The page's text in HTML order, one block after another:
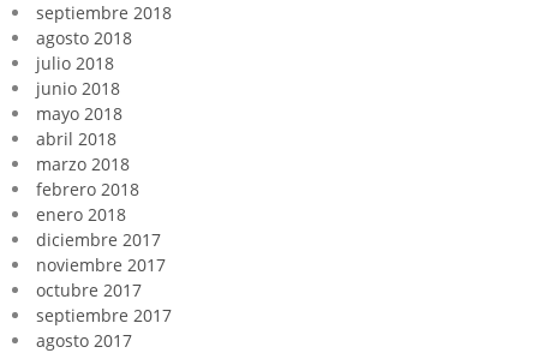
septiembre 2018
agosto 2018
julio 2018
junio 2018
mayo 2018
abril 2018
marzo 2018
febrero 2018
enero 2018
diciembre 2017
noviembre 2017
octubre 2017
septiembre 2017
agosto 2017